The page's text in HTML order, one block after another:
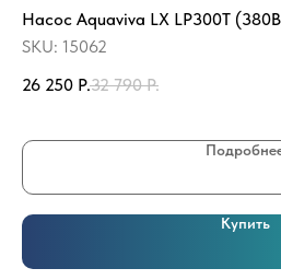
Насос Aquaviva LX LP300T
SKU: 15062
26 250 Р.32 790 Р.
Купить